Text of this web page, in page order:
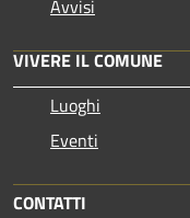
Avvisi
VIVERE IL COMUNE
Luoghi
Eventi
CONTATTI